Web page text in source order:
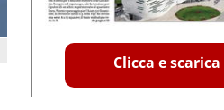
Clicca e